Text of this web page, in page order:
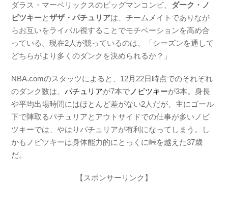
c
e
b
o
o
k
tt
er
er
n
ot
e
e
ダラス・マーベリックスのビッグマンコンビ、 ダーク・ノ
ビツキーとザザ・パチュリアは、チームメイトでありなが
らお互いをライバル視することでモチベーションを高め合
っている。現在2人が競っているのは、「シーズンを通して
どちらがより多くのダンクを決められるか？」
NBA.comのスタッツによると、12月22日時点でのそれぞれ
のダンク数は、パチュリアが7本で ノビツキーが3本。身長
や平均出場時間にはほとんど差がない2人だが、主にゴール
下で陣取るパチュリアとアウトサイドでの仕事が多いノビ
ツキーでは、やはりパチュリアが有利になってしまう。し
かもノビツキーは身体能力的にとっくに峠を越えた37歳
だ。
【スポンサーリンク】